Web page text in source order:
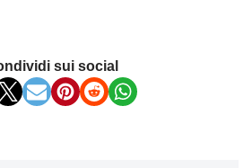
sui social